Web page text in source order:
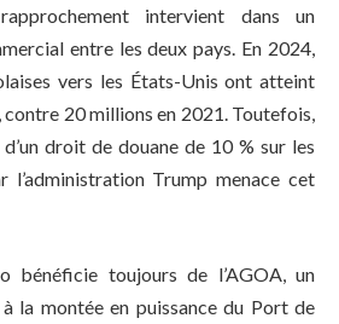
intervient dans un
entre les deux pays. En 2024,
vers les États-Unis ont atteint
20 millions en 2021. Toutefois,
droit de douane de 10 % sur les
l’administration Trump menace cet
bénéficie toujours de l’AGOA, un
la montée en puissance du Port de